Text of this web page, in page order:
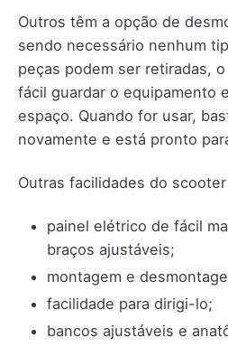
Outros têm a opção de
sendo necessário nenhum
peças podem ser retiradas,
fácil guardar o equipamento
espaço. Quando for usar,
novamente e está pronto
Outras facilidades do
painel elétrico de fácil
braços ajustáveis;
montagem e
facilidade para dirigi-lo;
bancos ajustáveis e